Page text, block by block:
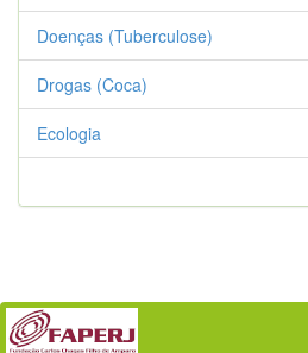
Doenças (Tuberculose)
Drogas (Coca)
Ecologia